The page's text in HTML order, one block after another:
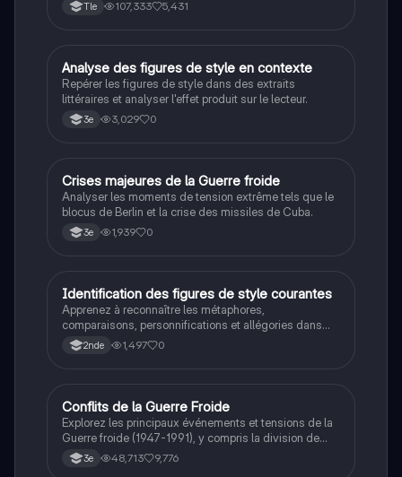
débats philosophiques sur la conscience, le cogito, et
étudiants en philosophie cherchant à approfondir leur
compréhension des enjeux éthiques et existentiels.
Tle 107,333 5,431
AFrançais
Analyse des figures de style en contexte
Repérer les figures de style dans des extraits
littéraires et analyser l'effet produit sur le lecteur.
3e 3,029 0
CHistoire
Crises majeures de la Guerre froide
Analyser les moments de tension extrême tels que le
blocus de Berlin et la crise des missiles de Cuba.
3e 1,939 0
IFrançais
Identification des figures de style courantes
Apprenez à reconnaître les métaphores,
comparaisons, personnifications et allégories dans
des phrases simples.
2nde 1,497 0
Histoire
Conflits de la Guerre Froide
Explorez les principaux événements et tensions de la
Guerre froide (1947-1991), y compris la division de
l'Allemagne, la crise de Cuba, la guerre du Vietnam, et
la course à l'espace. Cette fiche de révision couvre les
3e 48,713 9,776